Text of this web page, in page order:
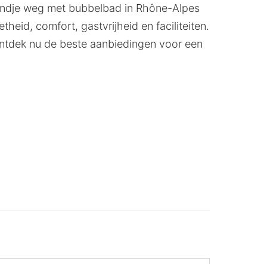
weg met bubbelbad in Rhône-Alpes
comfort, gastvrijheid en faciliteiten.
nu de beste aanbiedingen voor een